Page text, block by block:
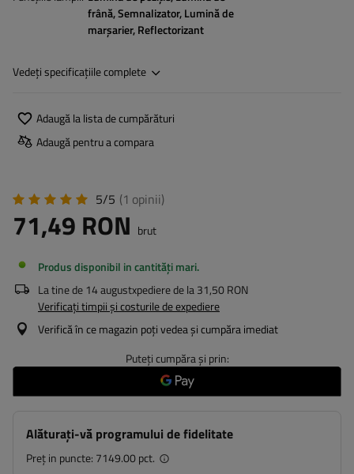
frână Semnalizator Lumină de
marșarier Reflectorizant
Vedeți specificațiile complete
Adaugă la lista de cumpărături
Adaugă pentru a compara
5/5 (1 opinii)
71,49 RON brut
Produs disponibil in cantități mari
La tine de14 augustxpediere de la31,50 RON
Verificați timpii și costurile de expediere
Verifică în ce magazin poți vedea și cumpăra imediat
Puteți cumpăra și prin:
Alăturați-vă programului de fidelitate
Preț in puncte: 7149.00 pct.